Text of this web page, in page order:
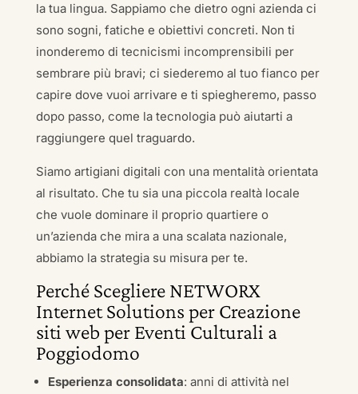
la tua lingua. Sappiamo che dietro ogni azienda ci
sono sogni, fatiche e obiettivi concreti. Non ti
inonderemo di tecnicismi incomprensibili per
sembrare più bravi; ci siederemo al tuo fianco per
capire dove vuoi arrivare e ti spiegheremo, passo
dopo passo, come la tecnologia può aiutarti a
raggiungere quel traguardo.
Siamo artigiani digitali con una mentalità orientata
al risultato. Che tu sia una piccola realtà locale
che vuole dominare il proprio quartiere o
un’azienda che mira a una scalata nazionale,
abbiamo la strategia su misura per te.
Perché Scegliere NETWORX
Internet Solutions per Creazione
siti web per Eventi Culturali a
Poggiodomo
Esperienza consolidata: anni di attività nel